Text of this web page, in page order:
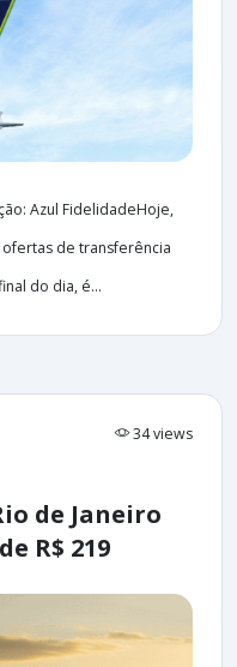
Azul FidelidadeHoje,
de transferência
do dia, é...
34 views
de Janeiro
R$ 219